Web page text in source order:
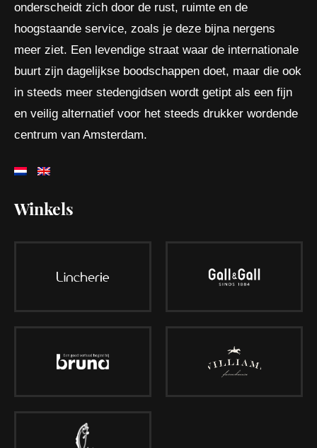
onderscheidt zich door de rust, ruimte en de
hoogstaande service, zoals je deze bijna nergens
meer ziet. Een levendige straat waar de internationale
buurt zijn dagelijkse boodschappen doet, maar die ook
in steeds meer stedengidsen wordt getipt als een fijn
en veilig alternatief voor het steeds drukker wordende
centrum van Amsterdam.
Winkels